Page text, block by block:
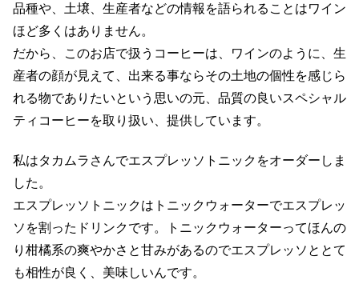
品種や、土壌、生産者などの情報を語られることはワイン
ほど多くはありません。
だから、このお店で扱うコーヒーは、ワインのように、生
産者の顔が見えて、出来る事ならその土地の個性を感じら
れる物でありたいという思いの元、品質の良いスペシャル
ティコーヒーを取り扱い、提供しています。
私はタカムラさんでエスプレッソトニックをオーダーしま
した。
エスプレッソトニックはトニックウォーターでエスプレッ
ソを割ったドリンクです。トニックウォーターってほんの
り柑橘系の爽やかさと甘みがあるのでエスプレッソととて
も相性が良く、美味しいんです。